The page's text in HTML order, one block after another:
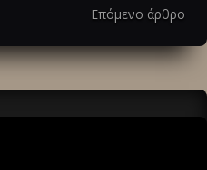
Επόμενο άρθρο